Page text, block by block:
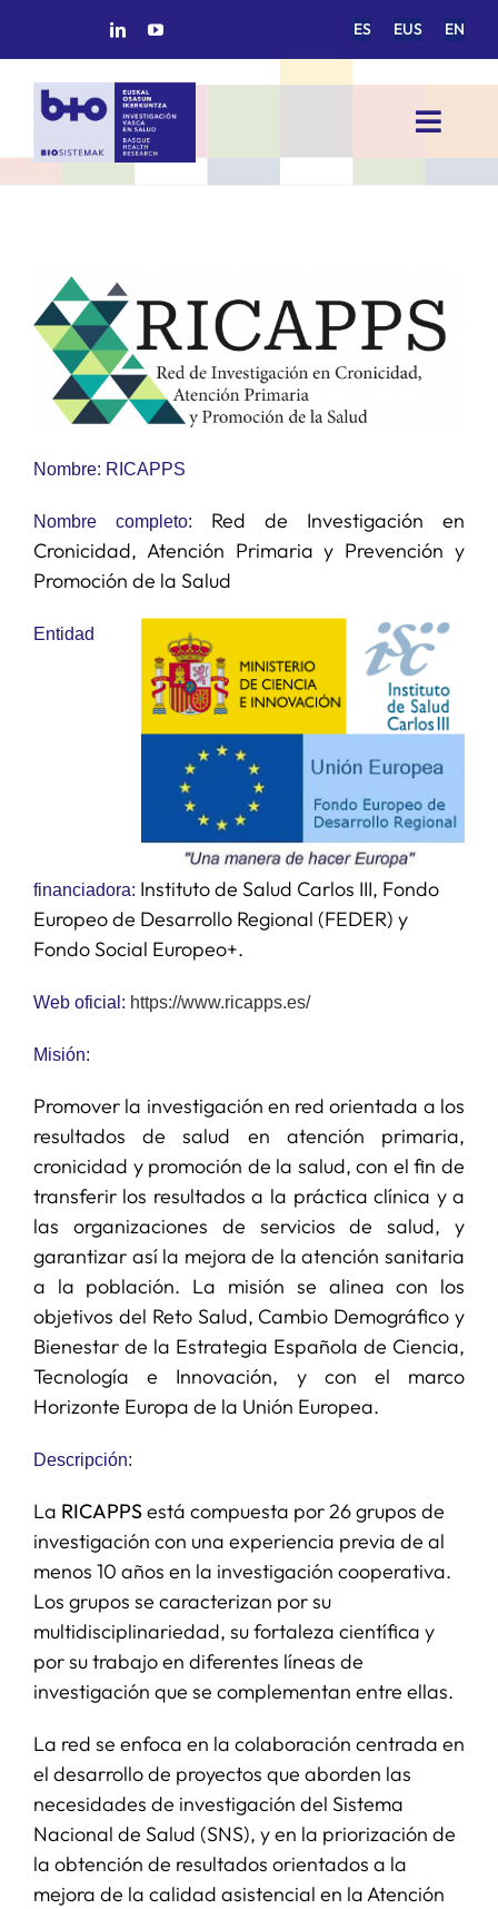
ES EUS EN
Toggle
INICIO
ÁREAS DE INVESTIGACIÓN
GRUPOS DE INVESTIGACIÓN
PROYECTOS/COLABORACIONES
SERVICIOS
APOYO I+D+I
Nombre: RICAPPS
Nombre completo: Red de Investigación en
Cronicidad, Atención Primaria y Prevención y
Promoción de la Salud
Entidad
financiadora: Instituto de Salud Carlos III, Fondo
Europeo de Desarrollo Regional (FEDER) y
Fondo Social Europeo+.
Web oficial: https://www.ricapps.es/
Misión:
Promover la investigación en red orientada a los
resultados de salud en atención primaria,
cronicidad y promoción de la salud, con el fin de
transferir los resultados a la práctica clínica y a
las organizaciones de servicios de salud, y
garantizar así la mejora de la atención sanitaria
a la población. La misión se alinea con los
objetivos del Reto Salud, Cambio Demográfico y
Bienestar de la Estrategia Española de Ciencia,
Tecnología e Innovación, y con el marco
Horizonte Europa de la Unión Europea.
Descripción:
La RICAPPSestá compuesta por 26 grupos de
investigación con una experiencia previa de al
menos 10 años en la investigación cooperativa.
Los grupos se caracterizan por su
multidisciplinariedad, su fortaleza científica y
por su trabajo en diferentes líneas de
investigación que se complementan entre ellas.
La red se enfoca en la colaboración centrada en
el desarrollo de proyectos que aborden las
necesidades de investigación del Sistema
Nacional de Salud (SNS), y en la priorización de
la obtención de resultados orientados a la
mejora de la calidad asistencial en la Atención